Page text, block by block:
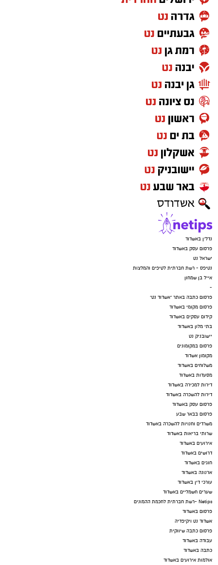
נדל"ן באשדוד
פרסום עסק באשדוד
ישראל נט
נטיפס - רשת חברתית לטיפים והמלצות
אייל בן שמחון
-
פרסום כתבה באתר "אשדוד נט"
פרסום מקומי באשדוד
קידום עסקים באשדוד
בתי מלון באשדוד
יישובניק נט
פרסום במקומונים
מקומון אשדוד
משלוחים באשדוד
מסעדות באשדוד
דירות למכירה באשדוד
דירות להשכרה באשדוד
פרסום עסק באשדוד
פרסום בבאר שבע
משרדים וחנויות להשכרה באשדוד
שרותי בריאות באשדוד
אירועים באשדוד
דרושים באשדוד
חוגים באשדוד
ארנונה באשדוד
עורכי דין באשדוד
שערים חשמליים באשדוד
Netips -רשת חברתית לחכמת ההמונים
פרסום באשדוד
אשדוד נט ויקיפדיה
פרסום כתבה שיווקית
עבודה באשדוד
כתבה באשדוד
אולמות אירועים באשדוד